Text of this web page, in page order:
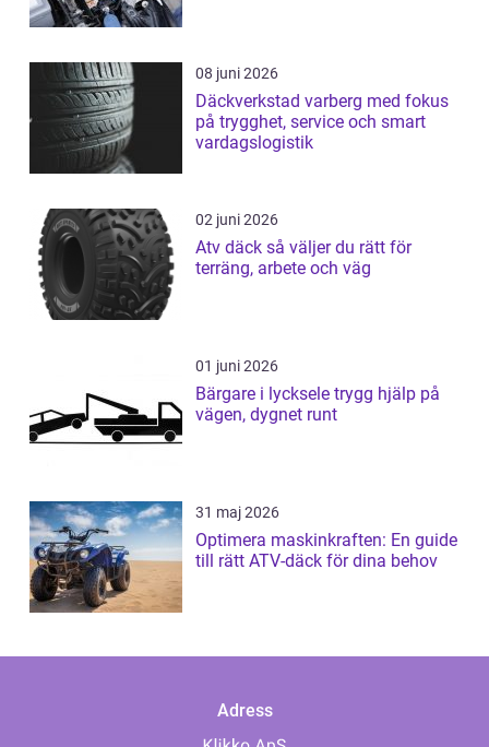
08 juni 2026
Däckverkstad varberg med fokus
på trygghet, service och smart
vardagslogistik
02 juni 2026
Atv däck så väljer du rätt för
terräng, arbete och väg
01 juni 2026
Bärgare i lycksele trygg hjälp på
vägen, dygnet runt
31 maj 2026
Optimera maskinkraften: En guide
till rätt ATV-däck för dina behov
Adress